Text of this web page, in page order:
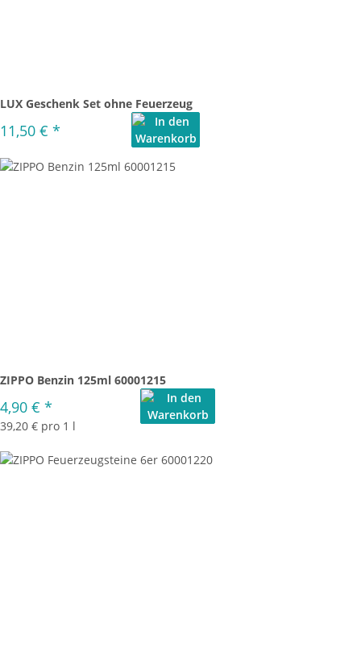
LUX Geschenk Set ohne Feuerzeug
11,50 € *
ZIPPO Benzin 125ml 60001215
4,90 € *
39,20 € pro 1 l